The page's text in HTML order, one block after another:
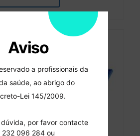
Aviso
a profissionais da
saúde, ao abrigo do
Lei 145/2009.
por favor contacte
232 096 284 ou